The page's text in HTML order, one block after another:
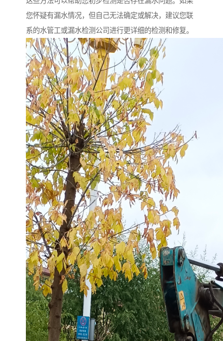
您怀疑有漏水情况，但自己无法确定或解决，建议您联
系的水管工或漏水检测公司进行更详细的检测和修复。